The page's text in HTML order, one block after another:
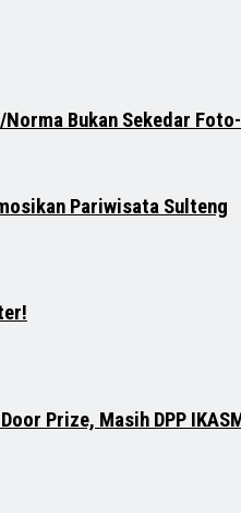
Bukan Sekedar
Pariwisata Sulteng
Prize, Masih DPP